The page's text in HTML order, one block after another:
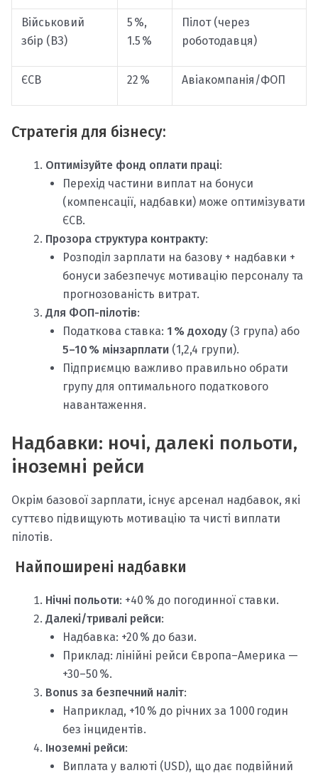
Військовий
збір (ВЗ)
5 %,
1.5 %
Пілот (через
роботодавця)
ЄСВ 22 % Авіакомпанія/ФОП
Стратегія для бізнесу:
Оптимізуйте фонд оплати праці:
Перехід частини виплат на бонуси
(компенсації, надбавки) може оптимізувати
ЄСВ.
Прозора структура контракту:
Розподіл зарплати на базову + надбавки +
бонуси забезпечує мотивацію персоналу та
прогнозованість витрат.
Для ФОП-пілотів:
Податкова ставка: 1 % доходу (3 група) або
5–10 % мінзарплати (1,2,4 групи).
Підприємцю важливо правильно обрати
групу для оптимального податкового
навантаження.
Надбавки: ночі, далекі польоти,
іноземні рейси
Окрім базової зарплати, існує арсенал надбавок, які
суттєво підвищують мотивацію та чисті виплати
пілотів.
Найпоширені надбавки
Нічні польоти: +40 % до погодинної ставки.
Далекі/тривалі рейси:
Надбавка: +20 % до бази.
Приклад: лінійні рейси Європа–Америка —
+30–50 %.
Bonus за безпечний наліт:
Наприклад, +10 % до річних за 1 000 годин
без інцидентів.
Іноземні рейси:
Виплата у валюті (USD), що дає подвійний